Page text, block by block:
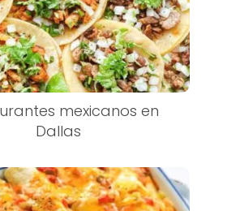
mexicanos en
Dallas